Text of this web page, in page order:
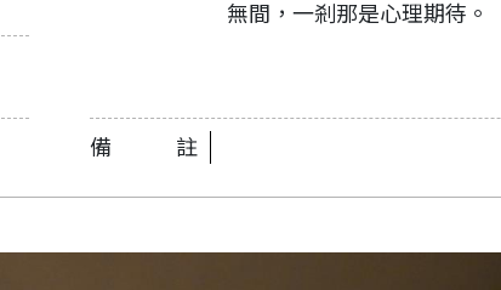
無間，一剎那是心理期待。
備註